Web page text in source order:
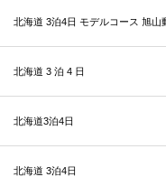
北海道 3泊4日 モデルコース 旭山
北海道 3 泊 4 日
北海道3泊4日
北海道 3泊4日